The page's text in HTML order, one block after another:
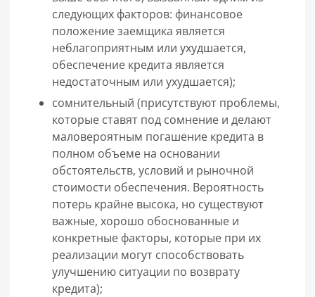
следующих факторов: финансовое
положение заемщика является
неблагоприятным или ухудшается,
обеспечение кредита является
недостаточным или ухудшается);
сомнительный (присутствуют проблемы,
которые ставят под сомнение и делают
маловероятным погашение кредита в
полном объеме на основании
обстоятельств, условий и рыночной
стоимости обеспечения. Вероятность
потерь крайне высока, но существуют
важные, хорошо обоснованные и
конкретные факторы, которые при их
реализации могут способствовать
улучшению ситуации по возврату
кредита);